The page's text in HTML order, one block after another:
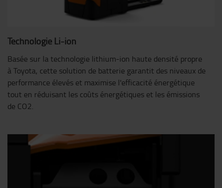
Technologie Li-ion
Basée sur la technologie lithium-ion haute densité propre
à Toyota, cette solution de batterie garantit des niveaux de
performance élevés et maximise l'efficacité énergétique
tout en réduisant les coûts énergétiques et les émissions
de CO2.